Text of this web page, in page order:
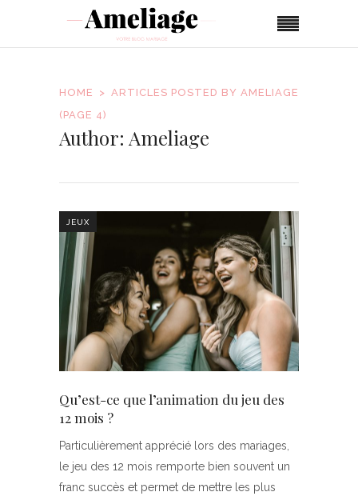
HOME
ARTICLES POSTED BY AMELIAGE
(PAGE 4)
Author: Ameliage
JEUX
Qu’est-ce que l’animation du jeu des
12 mois ?
Particulièrement apprécié lors des mariages,
le jeu des 12 mois remporte bien souvent un
franc succès et permet de mettre les plus